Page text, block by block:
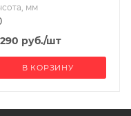
мм
руб./шт
В КОРЗИНУ